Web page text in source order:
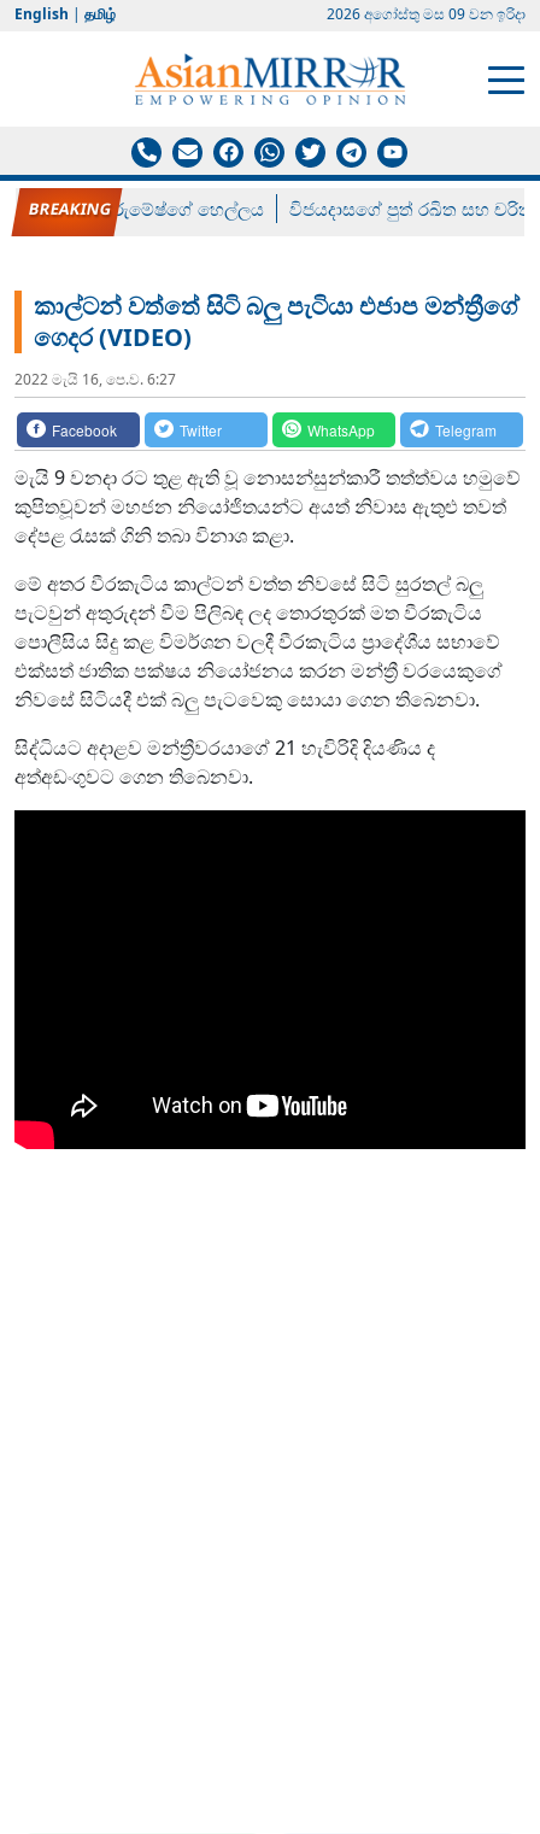
English | தமிழ் 2026 අගෝස්‍තු මස 09 වන ඉරිදා
රන් ගෙනා රුමේෂ්ගේ හෙල්ලය විජයදාසගේ පුත් රඛිත සහ චරිත්
කාල්ටන් වත්තේ සිටි බලු පැටියා එජාප මන්ත්‍රීගේ
ගෙදර (VIDEO)
2022 මැයි 16, පෙ.ව. 6:27
Facebook Twitter WhatsApp Telegram
මැයි 9 වනදා රට තුළ ඇති වූ නොසන්සුන්කාරී තත්ත්වය හමුවේ
කුපිතවූවන් මහජන නියෝජිතයන්ට අයත් නිවාස ඇතුළු තවත්
දේපළ රැසක් ගිනි තබා විනාශ කළා.
මේ අතර වීරකැටිය කාල්ටන් වත්ත නිවසේ සිටි සුරතල් බලු
පැටවුන් අතුරුදන් වීම පිලිබඳ ලද තොරතුරක් මත වීරකැටිය
පොලීසිය සිදු කළ විමර්ශන වලදී වීරකැටිය ප්‍රාදේශීය සභාවේ
එක්සත් ජාතික පක්ෂය නියෝජනය කරන මන්ත්‍රී වරයෙකුගේ
නිවසේ සිටියදී එක් බලු පැටවෙකු සොයා ගෙන තිබෙනවා.
සිද්ධියට අදාළව මන්ත්‍රීවරයාගේ 21 හැවිරිදි දියණිය ද
අත්අඩංගුවට ගෙන තිබෙනවා.